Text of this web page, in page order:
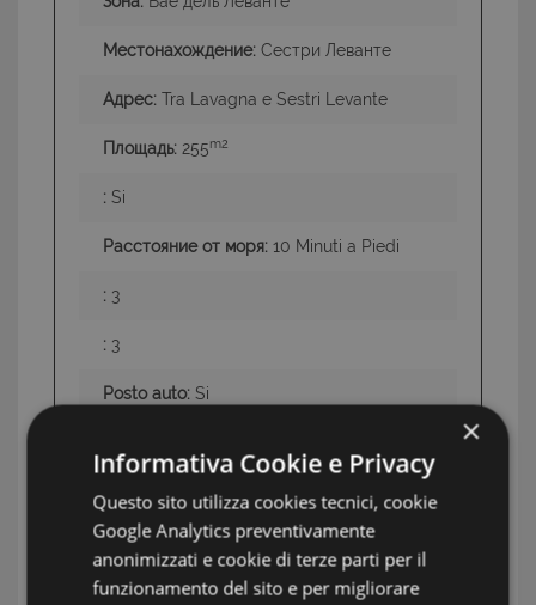
Местонахождение: Сестри Леванте
Адрес: Tra Lavagna e Sestri Levante
Площадь: 255m2
: Si
Расстояние от моря: 10 Minuti a Piedi
: 3
: 3
Posto auto: Si
Terrazzo:
:Si
Земля:Giardino Privato Terrazze Vista
×
Informativa Cookie e Privacy
Questo sito utilizza cookies tecnici, cookie
Google Analytics preventivamente
anonimizzati e cookie di terze parti per il
funzionamento del sito e per migliorare